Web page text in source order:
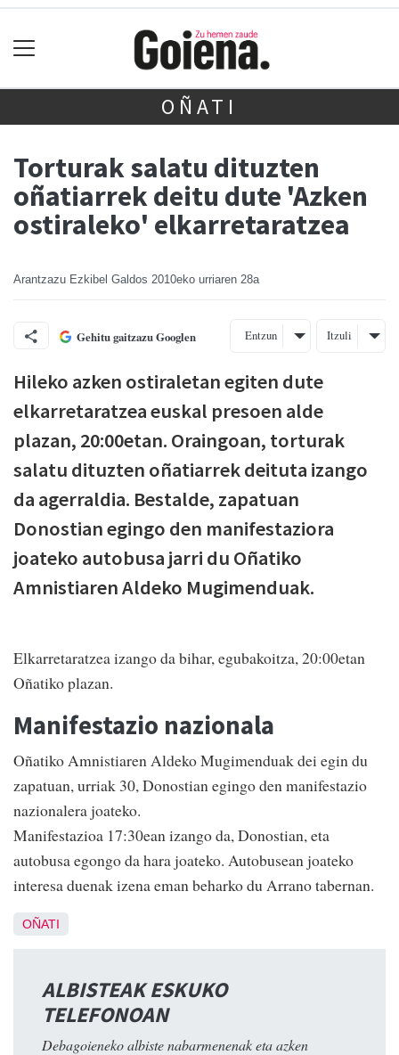
OÑATI
Torturak salatu dituzten
oñatiarrek deitu dute 'Azken
ostiraleko' elkarretaratzea
Arantzazu Ezkibel Galdos 2010eko urriaren 28a
Gehitu gaitzazu Googlen Entzun Itzuli
Hileko azken ostiraletan egiten dute
elkarretaratzea euskal presoen alde
plazan, 20:00etan. Oraingoan, torturak
salatu dituzten oñatiarrek deituta izango
da agerraldia. Bestalde, zapatuan
Donostian egingo den manifestaziora
joateko autobusa jarri du Oñatiko
Amnistiaren Aldeko Mugimenduak.
Elkarretaratzea izango da bihar, egubakoitza, 20:00etan
Oñatiko plazan.
Manifestazio nazionala
Oñatiko Amnistiaren Aldeko Mugimenduak dei egin du
zapatuan, urriak 30, Donostian egingo den manifestazio
nazionalera joateko.
Manifestazioa 17:30ean izango da, Donostian, eta
autobusa egongo da hara joateko. Autobusean joateko
interesa duenak izena eman beharko du Arrano tabernan.
OÑATI
ALBISTEAK ESKUKO
TELEFONOAN
Debagoieneko albiste nabarmenenak eta azken